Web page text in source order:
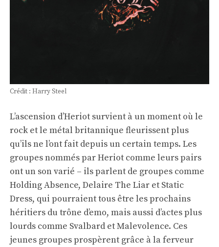
Crédit : Harry Steel
L’ascension d’Heriot survient à un moment où le
rock et le métal britannique fleurissent plus
qu’ils ne l’ont fait depuis un certain temps. Les
groupes nommés par Heriot comme leurs pairs
ont un son varié – ils parlent de groupes comme
Holding Absence, Delaire The Liar et Static
Dress, qui pourraient tous être les prochains
héritiers du trône d’emo, mais aussi d’actes plus
lourds comme Svalbard et Malevolence. Ces
jeunes groupes prospèrent grâce à la ferveur